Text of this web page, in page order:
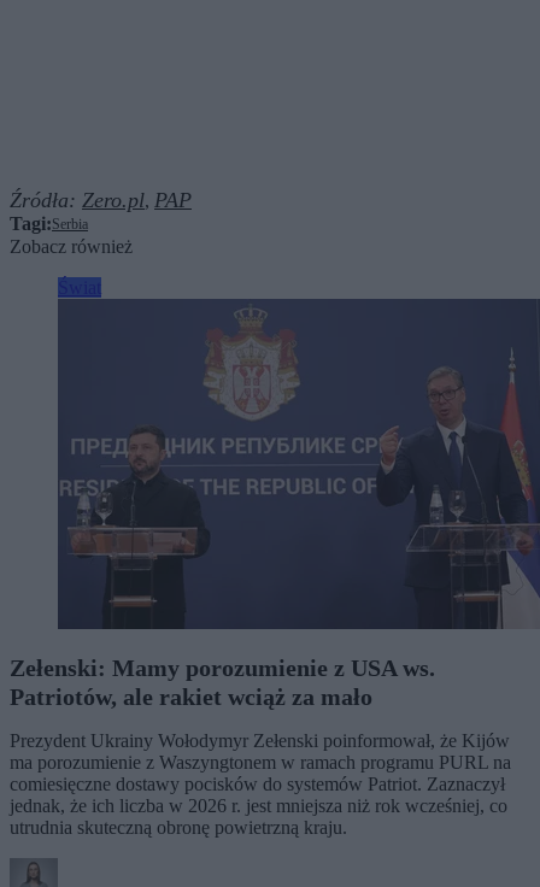
Źródła: Zero.pl, PAP
Tagi:Serbia
Zobacz również
Zełenski: Mamy porozumienie z USA ws.
Patriotów, ale rakiet wciąż za mało
Prezydent Ukrainy Wołodymyr Zełenski poinformował, że Kijów
ma porozumienie z Waszyngtonem w ramach programu PURL na
comiesięczne dostawy pocisków do systemów Patriot. Zaznaczył
jednak, że ich liczba w 2026 r. jest mniejsza niż rok wcześniej, co
utrudnia skuteczną obronę powietrzną kraju.